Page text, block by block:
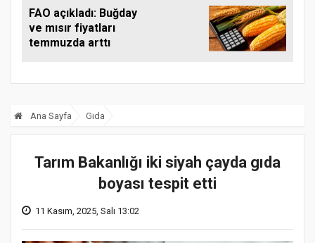
FAO açıkladı: Buğday
ve mısır fiyatları
temmuzda arttı
Ana Sayfa Gıda
Tarım Bakanlığı iki siyah çayda gıda
boyası tespit etti
11 Kasım, 2025, Salı 13:02